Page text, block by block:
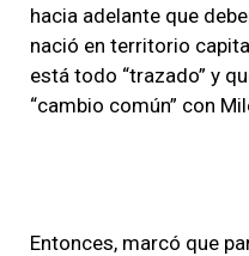
hacia adelante que
nació en territorio
está todo “trazado” y
“cambio común” con
Entonces, marcó que